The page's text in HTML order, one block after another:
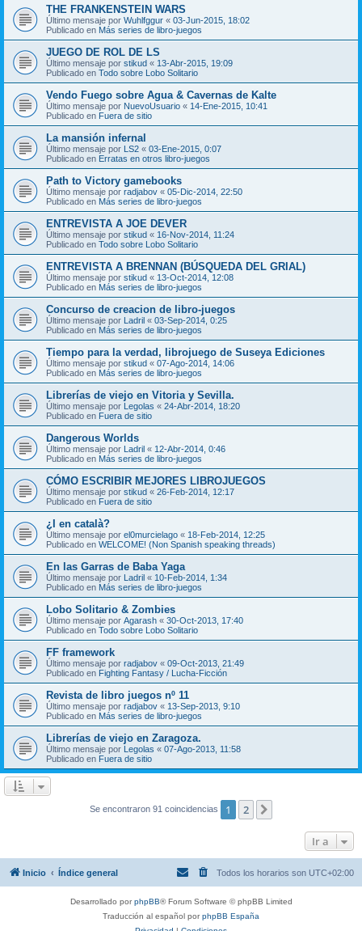
THE FRANKENSTEIN WARS
Último mensaje por Wuhlfggur « 03-Jun-2015, 18:02
Publicado en Más series de libro-juegos
JUEGO DE ROL DE LS
Último mensaje por stikud « 13-Abr-2015, 19:09
Publicado en Todo sobre Lobo Solitario
Vendo Fuego sobre Agua & Cavernas de Kalte
Último mensaje por NuevoUsuario « 14-Ene-2015, 10:41
Publicado en Fuera de sitio
La mansión infernal
Último mensaje por LS2 « 03-Ene-2015, 0:07
Publicado en Erratas en otros libro-juegos
Path to Victory gamebooks
Último mensaje por radjabov « 05-Dic-2014, 22:50
Publicado en Más series de libro-juegos
ENTREVISTA A JOE DEVER
Último mensaje por stikud « 16-Nov-2014, 11:24
Publicado en Todo sobre Lobo Solitario
ENTREVISTA A BRENNAN (BÚSQUEDA DEL GRIAL)
Último mensaje por stikud « 13-Oct-2014, 12:08
Publicado en Más series de libro-juegos
Concurso de creacion de libro-juegos
Último mensaje por Ladril « 03-Sep-2014, 0:25
Publicado en Más series de libro-juegos
Tiempo para la verdad, librojuego de Suseya Ediciones
Último mensaje por stikud « 07-Ago-2014, 14:06
Publicado en Más series de libro-juegos
Librerías de viejo en Vitoria y Sevilla.
Último mensaje por Legolas « 24-Abr-2014, 18:20
Publicado en Fuera de sitio
Dangerous Worlds
Último mensaje por Ladril « 12-Abr-2014, 0:46
Publicado en Más series de libro-juegos
CÓMO ESCRIBIR MEJORES LIBROJUEGOS
Último mensaje por stikud « 26-Feb-2014, 12:17
Publicado en Fuera de sitio
¿I en català?
Último mensaje por el0murcielago « 18-Feb-2014, 12:25
Publicado en WELCOME! (Non Spanish speaking threads)
En las Garras de Baba Yaga
Último mensaje por Ladril « 10-Feb-2014, 1:34
Publicado en Más series de libro-juegos
Lobo Solitario & Zombies
Último mensaje por Agarash « 30-Oct-2013, 17:40
Publicado en Todo sobre Lobo Solitario
FF framework
Último mensaje por radjabov « 09-Oct-2013, 21:49
Publicado en Fighting Fantasy / Lucha-Ficción
Revista de libro juegos nº 11
Último mensaje por radjabov « 13-Sep-2013, 9:10
Publicado en Más series de libro-juegos
Librerías de viejo en Zaragoza.
Último mensaje por Legolas « 07-Ago-2013, 11:58
Publicado en Fuera de sitio
Se encontraron 91 coincidencias 1 2
Ir a
Inicio Índice general Todos los horarios son UTC+02:00
Desarrollado porphpBB® Forum Software © phpBB Limited
Traducción al español porphpBB España